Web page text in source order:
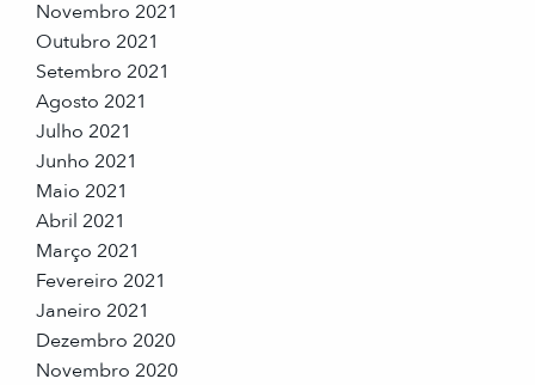
Novembro 2021
Outubro 2021
Setembro 2021
Agosto 2021
Julho 2021
Junho 2021
Maio 2021
Abril 2021
Março 2021
Fevereiro 2021
Janeiro 2021
Dezembro 2020
Novembro 2020